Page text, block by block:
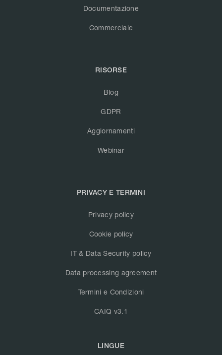
Documentazione
Commerciale
RISORSE
Blog
GDPR
Aggiornamenti
Webinar
PRIVACY E TERMINI
Privacy policy
Cookie policy
IT & Data Security policy
Data processing agreement
Termini e Condizioni
CAIQ v3.1
LINGUE